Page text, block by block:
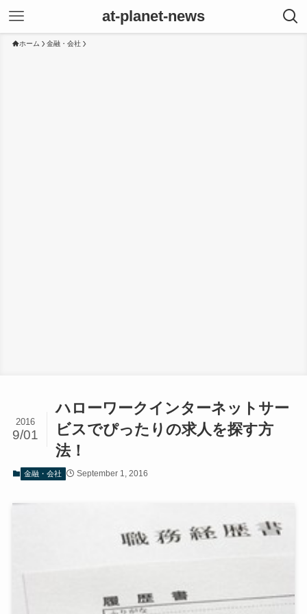
at-planet-news
ホーム 金融・会社
ハローワークインターネットサー
ビスでぴったりの求人を探す方
法！
2016
9/01
金融・会社 September 1, 2016